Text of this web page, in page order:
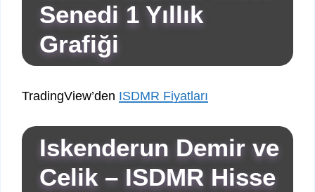
Senedi 1 Yıllık
Grafiği
TradingView’den ISDMR Fiyatları
Iskenderun Demir ve
Celik – ISDMR Hisse